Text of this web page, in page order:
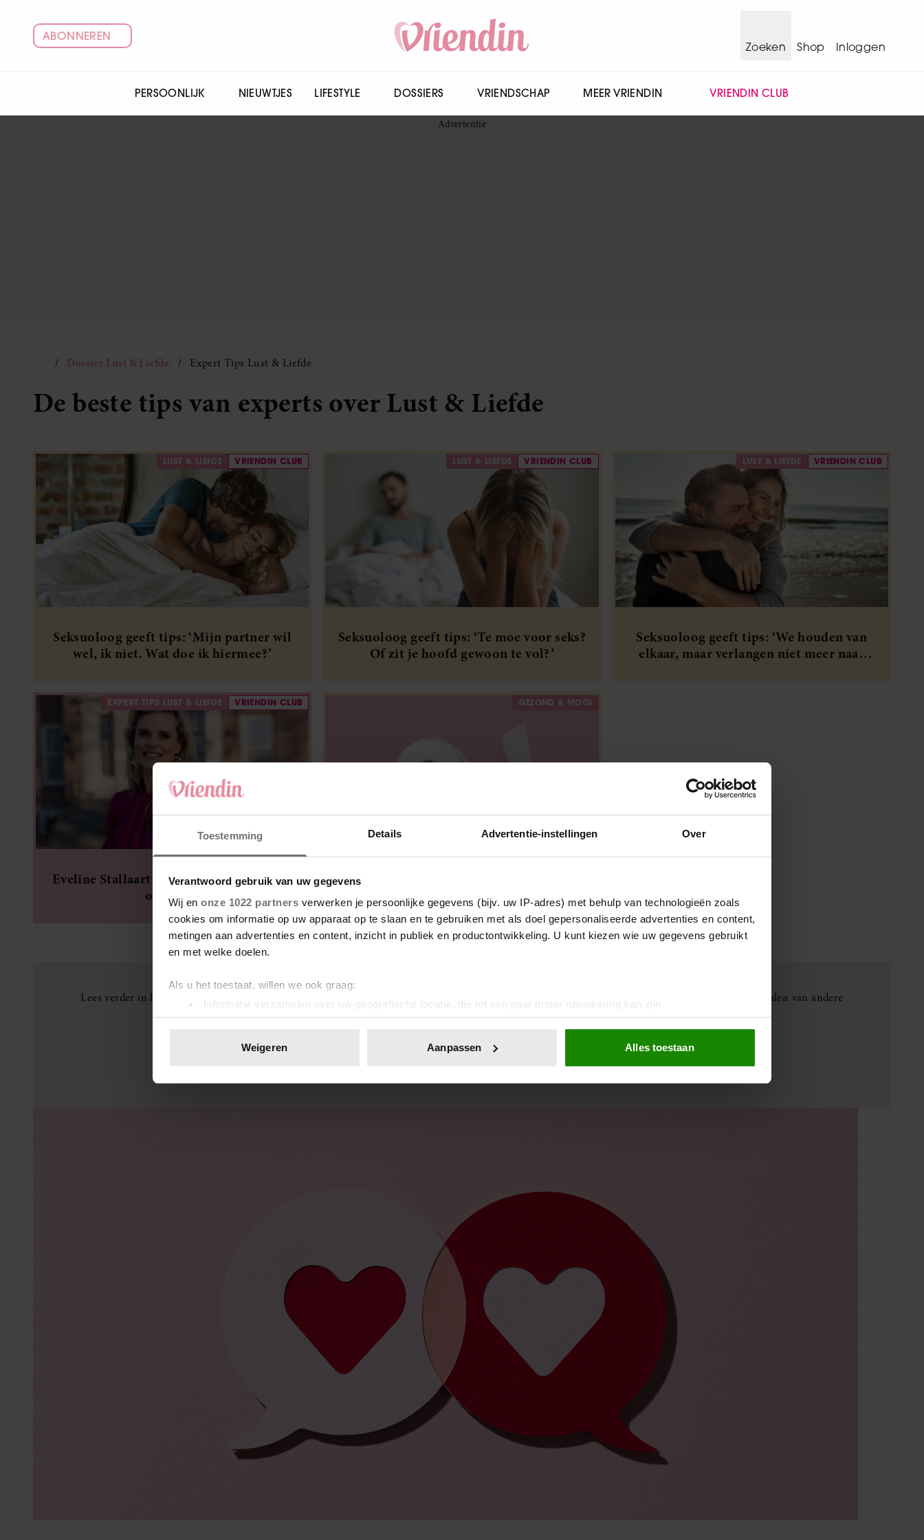
Toestemming Details Advertentie-instellingen Over
Verantwoord gebruik van uw gegevens
Wij en onze 1022 partners verwerken je persoonlijke gegevens (bijv. uw IP-adres) met behulp van technologieën zoals
cookies om informatie op uw apparaat op te slaan en te gebruiken met als doel gepersonaliseerde advertenties en content,
metingen aan advertenties en content, inzicht in publiek en productontwikkeling. U kunt kiezen wie uw gegevens gebruikt
en met welke doelen.
Als u het toestaat, willen we ook graag:
Informatie verzamelen over uw geografische locatie, die tot een paar meter nauwkeurig kan zijn
Uw apparaat identificeren door het actief te scannen op specifieke eigenschappen (fingerprinting)
toestemming op elk moment wijzigen of intrekken in de Cookieverklaring.
Weigeren Aanpassen Alles toestaan
ABONNEREN
Zoeken
Shop Inloggen
PERSOONLIJK NIEUWTJES LIFESTYLE DOSSIERS VRIENDSCHAP MEER VRIENDIN VRIENDIN CLUB
Dossier Lust & Liefde Expert Tips Lust & Liefde
De beste tips van experts over Lust & Liefde
LUST & LIEFDE VRIENDIN CLUB
Seksuoloog geeft tips: ‘Mijn partner wil
wel, ik niet. Wat doe ik hiermee?’
LUST & LIEFDE VRIENDIN CLUB
Seksuoloog geeft tips: ‘Te moe voor seks?
Of zit je hoofd gewoon te vol?’
LUST & LIEFDE VRIENDIN CLUB
Seksuoloog geeft tips: ‘We houden van
elkaar, maar verlangen niet meer naar
EXPERT TIPS LUST & LIEFDE VRIENDIN CLUB
Eveline Stallaart over de feiten en fabels
over seks
GEZOND & MOOI
Moet je plassen vóór de seks? Dít zeggen
experts
Lees verder in het Dossier Lust & Liefde
: alles wat je wilt weten over verlangen, intimiteit, hoe je je seksleven een boost geeft en persoonlijke verhalen van andere
vrouwen.
LEES MEER OVER LUST EN LIEFDE